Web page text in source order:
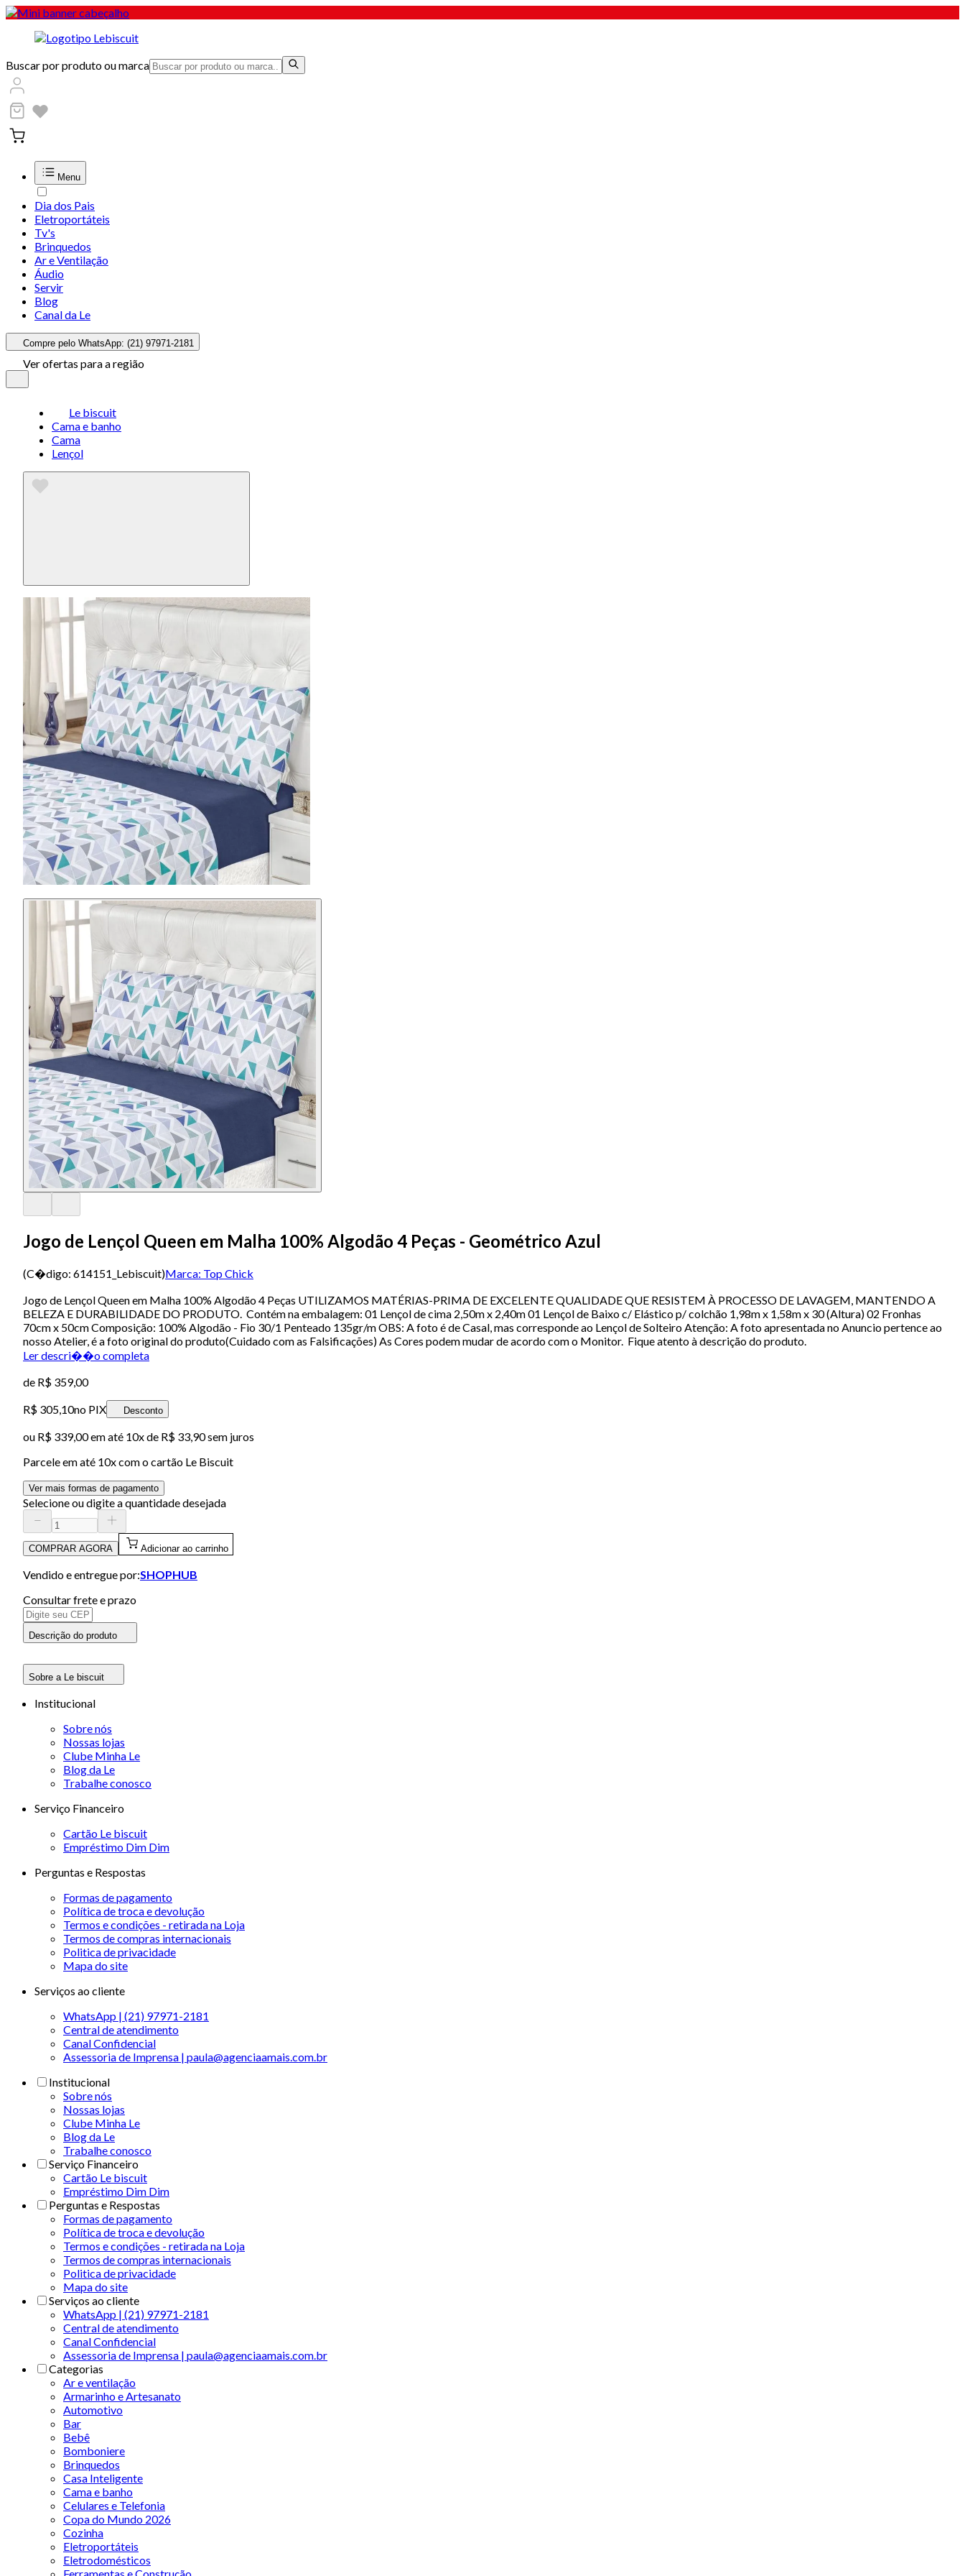
Buscar por produto ou marca
Menu
Dia dos Pais
Eletroportáteis
Tv's
Brinquedos
Ar e Ventilação
Áudio
Servir
Blog
Canal da Le
Compre pelo WhatsApp: (21) 97971-2181
Ver ofertas para a região
Le biscuit
Cama e banho
Cama
Lençol
Jogo de Lençol Queen em Malha 100% Algodão 4 Peças - Geométrico Azul
(C�digo: 614151_Lebiscuit)Marca: Top Chick
Jogo de Lençol Queen em Malha 100% Algodão 4 Peças UTILIZAMOS MATÉRIAS-PRIMA DE EXCELENTE QUALIDADE QUE RESISTEM À PROCESSO DE LAVAGEM, MANTENDO A
BELEZA E DURABILIDADE DO PRODUTO. Contém na embalagem: 01 Lençol de cima 2,50m x 2,40m 01 Lençol de Baixo c/ Elástico p/ colchão 1,98m x 1,58m x 30 (Altura) 02 Fronhas
70cm x 50cm Composição: 100% Algodão - Fio 30/1 Penteado 135gr/m OBS: A foto é de Casal, mas corresponde ao Lençol de Solteiro Atenção: A foto apresentada no Anuncio pertence ao
nosso Atelier, é a foto original do produto(Cuidado com as Falsificações) As Cores podem mudar de acordo com o Monitor. Fique atento à descrição do produto.
Ler descri��o completa
de R$ 359,00
R$ 305,10no PIX Desconto
ou R$ 339,00em até 10x de R$ 33,90 sem juros
Parcele em até 10x com o cartão Le Biscuit
Ver mais formas de pagamento
Selecione ou digite a quantidade desejada
COMPRAR AGORA Adicionar ao carrinho
Vendido e entregue por:SHOPHUB
Consultar frete e prazo
Descrição do produto
Sobre a Le biscuit
Institucional
Sobre nós
Nossas lojas
Clube Minha Le
Blog da Le
Trabalhe conosco
Serviço Financeiro
Cartão Le biscuit
Empréstimo Dim Dim
Perguntas e Respostas
Formas de pagamento
Política de troca e devolução
Termos e condições - retirada na Loja
Termos de compras internacionais
Politica de privacidade
Mapa do site
Serviços ao cliente
WhatsApp | (21) 97971-2181
Central de atendimento
Canal Confidencial
Assessoria de Imprensa | paula@agenciaamais.com.br
Institucional
Sobre nós
Nossas lojas
Clube Minha Le
Blog da Le
Trabalhe conosco
Serviço Financeiro
Cartão Le biscuit
Empréstimo Dim Dim
Perguntas e Respostas
Formas de pagamento
Política de troca e devolução
Termos e condições - retirada na Loja
Termos de compras internacionais
Politica de privacidade
Mapa do site
Serviços ao cliente
WhatsApp | (21) 97971-2181
Central de atendimento
Canal Confidencial
Assessoria de Imprensa | paula@agenciaamais.com.br
Categorias
Ar e ventilação
Armarinho e Artesanato
Automotivo
Bar
Bebê
Bomboniere
Brinquedos
Casa Inteligente
Cama e banho
Celulares e Telefonia
Copa do Mundo 2026
Cozinha
Eletroportáteis
Eletrodomésticos